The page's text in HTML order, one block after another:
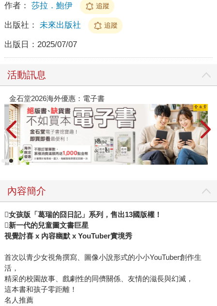
作者： 莎拉．鮑伊 追蹤
出版社： 未來出版社 追蹤
出版日： 2025/07/07
活動訊息
金石堂2026海外優惠：電子書
內容簡介
女孩版「葛瑞的囧日記」系列，售出13國版權！
新一代的兒童圖文書巨星
視覺討喜 x 內容幽默 x YouTuber實境秀
首次以青少女視角撰寫、圖像小說形式的小小YouTuber創作生
活，
精采的校園故事、戲劇性的同儕關係、友情的滋長與幻滅，
這本書和孩子零距離！
名人推薦